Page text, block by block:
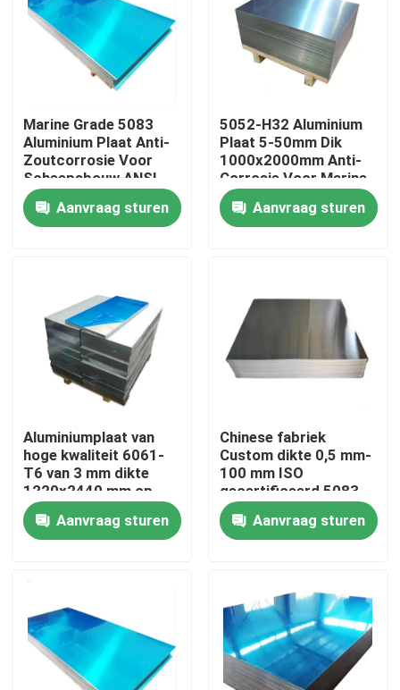
Thuis
Producten
Over ons
Fabriekstocht
Kwaliteitscontrole
Neem contact met ons op
Vraag een offerte
De Bladen van de roestvrij staalplaat
Marine Grade 5083
Aluminium Plaat Anti-
Zoutcorrosie Voor
Scheepsbouw ANSI
Gecertificeerd
Aanvraag sturen
5052-H32 Aluminium
Plaat 5-50mm Dik
1000x2000mm Anti-
Corrosie Voor Marine
Constructie
Aanvraag sturen
Aluminiumplaat van
hoge kwaliteit 6061-
T6 van 3 mm dikte
1220x2440 mm op
maat gesneden voor
industriële toepassing
in de luchtvaart
Aanvraag sturen
Chinese fabriek
Custom dikte 0,5 mm-
100 mm ISO
gecertificeerd 5083
H111 legering 1060
Pure aluminium plaat
Aanvraag sturen